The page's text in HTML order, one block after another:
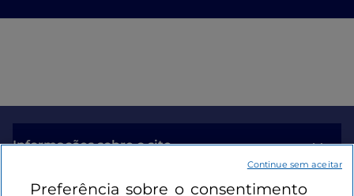
Informações sobre o site
Ligações úteis
Preferência sobre o consentimento
Continue sem aceitar